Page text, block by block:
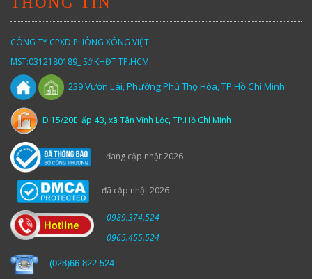
CÔNG TY CPXD PHÒNG XÔNG VIỆT
MST:0312180189_ Sở KHĐT TP.HCM
239Vườn Lài,Phường Phú Thọ Hòa, TP.Hồ Chí Minh
D 15/20E ấp 4B, xã Tân Vĩnh Lộc, TP.Hồ Chí Minh
đang cập nhật 2026
đã cập nhật 2026
0989.374.524
0965.455.524
(028)66.822.524